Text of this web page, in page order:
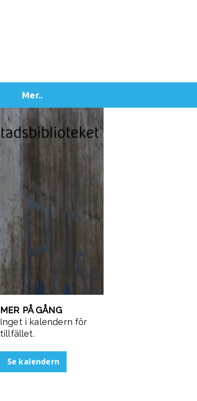
Mer..
MER PÅ GÅNG
Inget i kalendern för
tillfället.
Se kalendern